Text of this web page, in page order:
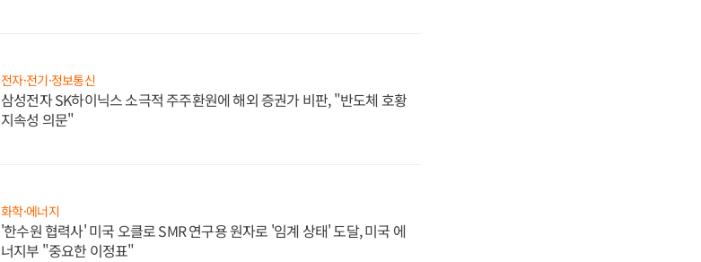
전자·전기·정보통신
삼성전자 SK하이닉스 소극적 주주환원에 해외 증권가 비판, "반도체 호황
지속성 의문"
화학·에너지
'한수원 협력사' 미국 오클로 SMR 연구용 원자로 '임계 상태' 도달, 미국 에
너지부 "중요한 이정표"